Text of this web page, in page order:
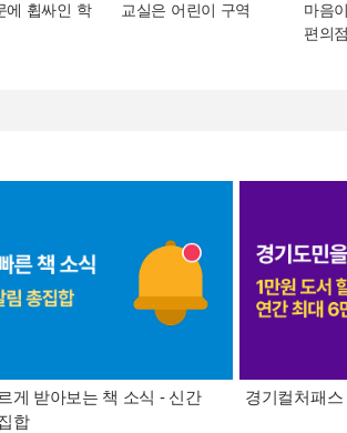
에 휩싸인 학 교실은 어린이 구역
마음
편의
게 받아보는 책 소식 - 신간
합
경기컬처패